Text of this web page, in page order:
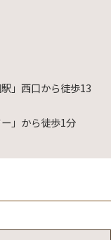
」西口から徒歩13
」から徒歩1分